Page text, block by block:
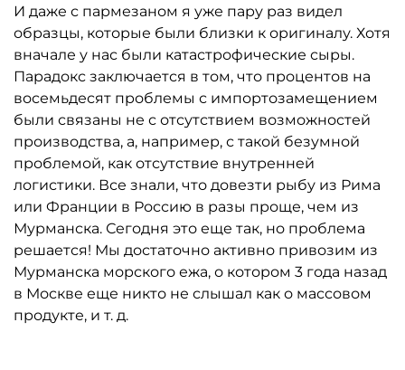
И даже с пармезаном я уже пару раз видел
образцы, которые были близки к оригиналу. Хотя
вначале у нас были катастрофические сыры.
Парадокс заключается в том, что процентов на
восемьдесят проблемы с импортозамещением
были связаны не с отсутствием возможностей
производства, а, например, с такой безумной
проблемой, как отсутствие внутренней
логистики. Все знали, что довезти рыбу из Рима
или Франции в Россию в разы проще, чем из
Мурманска. Сегодня это еще так, но проблема
решается! Мы достаточно активно привозим из
Мурманска морского ежа, о котором 3 года назад
в Москве еще никто не слышал как о массовом
продукте, и т. д.